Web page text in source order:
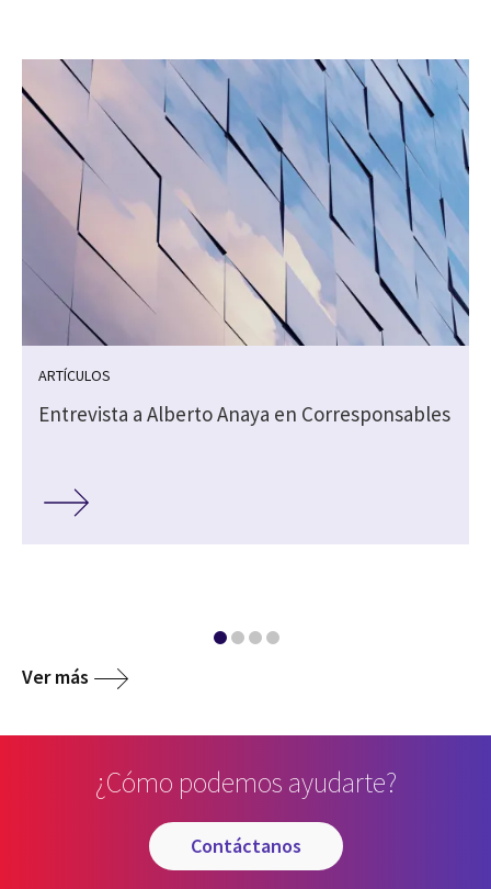
ARTÍCULOS
Entrevista a Alberto Anaya en Corresponsables
Ver más
¿Cómo podemos ayudarte?
contáctanos